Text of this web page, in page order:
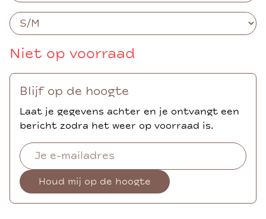
Niet op voorraad
Blijf op de hoogte
Laat je gegevens achter en je ontvangt een
bericht zodra het weer op voorraad is.
Houd mij op de hoogte